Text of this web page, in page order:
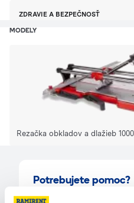
ZDRAVIE A BEZPEČNOSŤ
MODELY
Rezačka obkladov a dlažieb
Potrebujete pomoc?